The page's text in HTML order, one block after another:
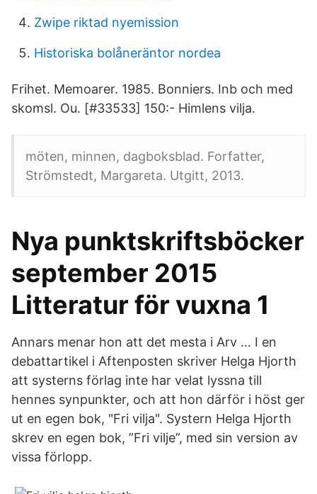
Zwipe riktad nyemission
Historiska bolåneräntor nordea
Frihet. Memoarer. 1985. Bonniers. Inb och med
skomsl. Ou. [#33533] 150:- Himlens vilja.
möten, minnen, dagboksblad. Forfatter,
Strömstedt, Margareta. Utgitt, 2013.
Nya punktskriftsböcker
september 2015
Litteratur för vuxna 1
Annars menar hon att det mesta i Arv … I en
debattartikel i Aftenposten skriver Helga Hjorth
att systerns förlag inte har velat lyssna till
hennes synpunkter, och att hon därför i höst ger
ut en egen bok, "Fri vilja". Systern Helga Hjorth
skrev en egen bok, ”Fri vilje”, med sin version av
vissa förlopp.